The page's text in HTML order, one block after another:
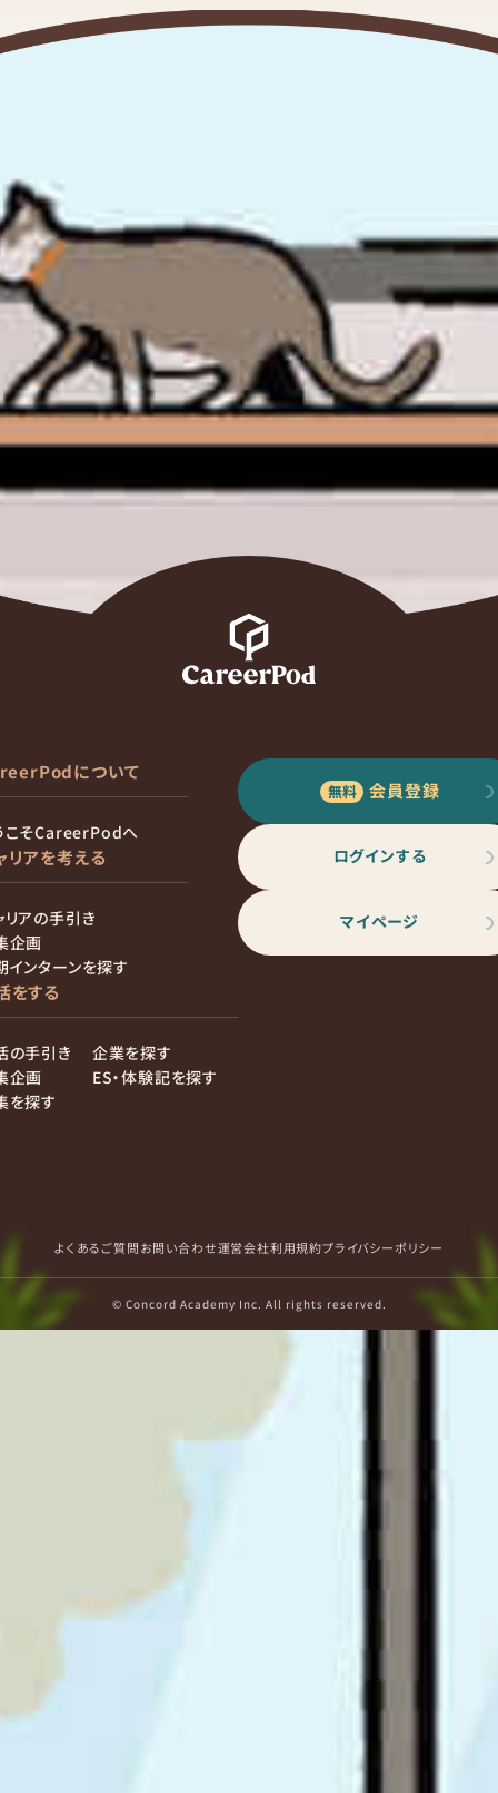
について
こそCareerPodへ
リアを考える
リアの手引き
企画
インターンを探す
をする
の手引き
企画
を探す
企業を探す
ES・体験記を探す
会員登録
ログインする
マイページ
よくあるご質問お問い合わせ運営会社利用規約プライバシーポリシー
© Concord Academy Inc. All rights reserved.